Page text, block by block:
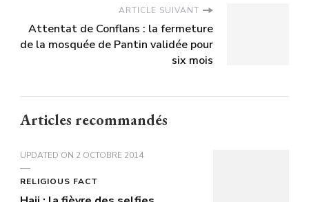
ARTICLE SUIVANT
Attentat de Conflans : la fermeture
de la mosquée de Pantin validée pour
six mois
Articles recommandés
UPDATED ON 2 OCTOBRE 2014
RELIGIOUS FACT